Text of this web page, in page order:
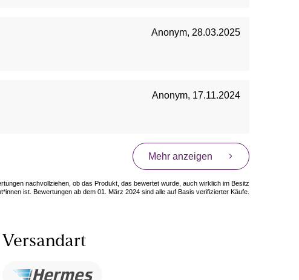
Anonym, 28.03.2025
Anonym, 17.11.2024
Mehr anzeigen
nachvollziehen, ob das Produkt, das bewertet wurde, auch wirklich im Besitz
ist. Bewertungen ab dem 01. März 2024 sind alle auf Basis verifizierter Käufe.
Versandart